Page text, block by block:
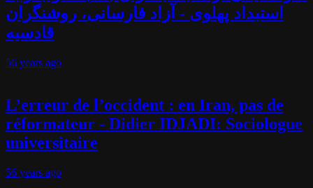
استبداد پهلوی - آزاد فارسانی، روشنگران
قادسیه
56 years ago
L’erreur de l’occident : en Iran, pas de
réformateur - Didier IDJADI: Sociologue
universitaire
56 years ago